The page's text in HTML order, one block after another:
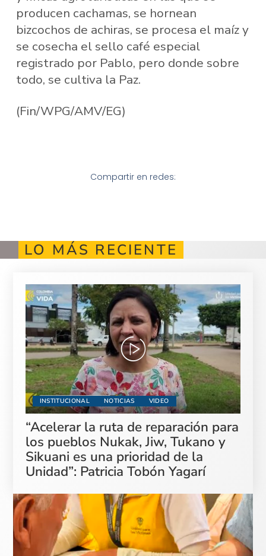
producen cachamas, se hornean
bizcochos de achiras, se procesa el maíz y
se cosecha el sello café especial
registrado por Pablo, pero donde sobre
todo, se cultiva la Paz.
(Fin/WPG/AMV/EG)
Compartir en redes:
LO MÁS RECIENTE
INSTITUCIONAL NOTICIAS VIDEO
“Acelerar la ruta de reparación para
los pueblos Nukak, Jiw, Tukano y
Sikuani es una prioridad de la
Unidad”: Patricia Tobón Yagarí